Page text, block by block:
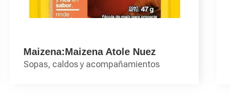
Maizena:Maizena Atole Nuez
Sopas, caldos y acompañamientos